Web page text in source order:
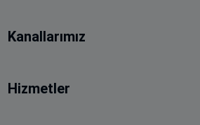
Kanallarımız
Hizmetler